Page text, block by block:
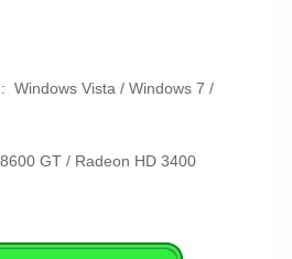
: Windows Vista / Windows 7 /
GT / Radeon HD 3400